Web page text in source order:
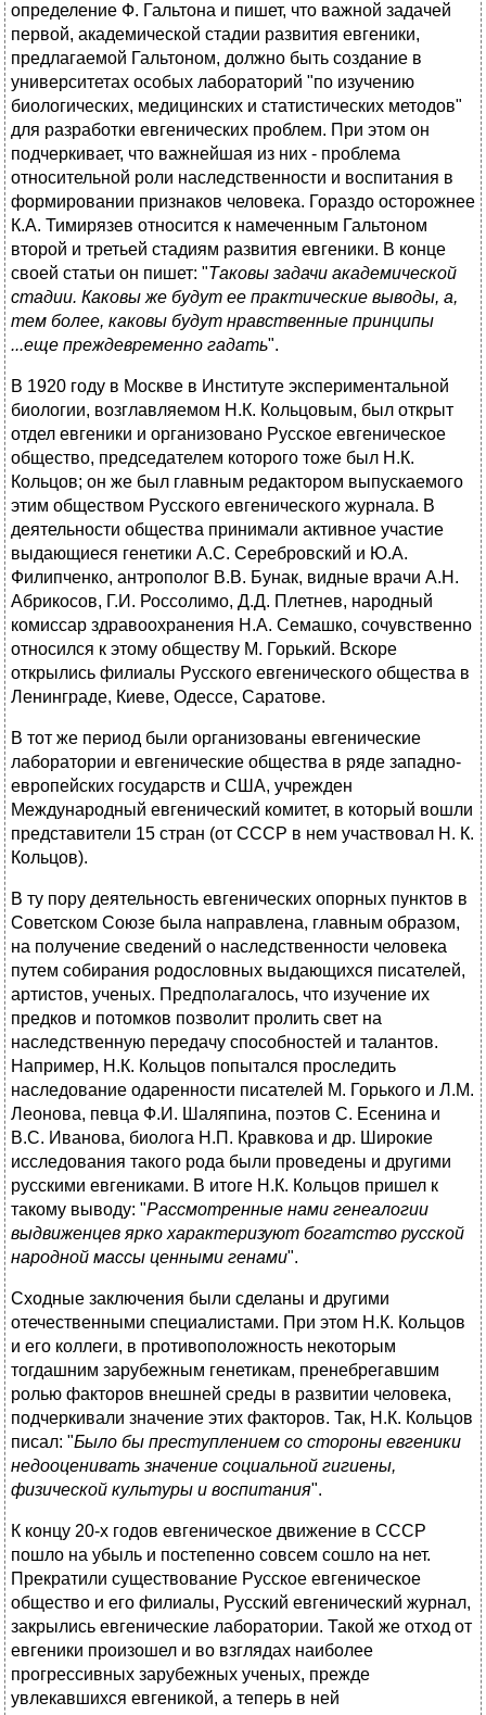
определение Ф. Гальтона и пишет, что важной задачей
первой, академической стадии развития евгеники,
предлагаемой Гальтоном, должно быть создание в
университетах особых лабораторий "по изучению
биологических, медицинских и статистических методов"
для разработки евгенических проблем. При этом он
подчеркивает, что важнейшая из них - проблема
относительной роли наследственности и воспитания в
формировании признаков человека. Гораздо осторожнее
К.А. Тимирязев относится к намеченным Гальтоном
второй и третьей стадиям развития евгеники. В конце
своей статьи он пишет: "Таковы задачи академической
стадии. Каковы же будут ее практические выводы, а,
тем более, каковы будут нравственные принципы
...еще преждевременно гадать".
В 1920 году в Москве в Институте экспериментальной
биологии, возглавляемом Н.К. Кольцовым, был открыт
отдел евгеники и организовано Русское евгеническое
общество, председателем которого тоже был Н.К.
Кольцов; он же был главным редактором выпускаемого
этим обществом Русского евгенического журнала. В
деятельности общества принимали активное участие
выдающиеся генетики А.С. Серебровский и Ю.А.
Филипченко, антрополог В.В. Бунак, видные врачи А.Н.
Абрикосов, Г.И. Россолимо, Д.Д. Плетнев, народный
комиссар здравоохранения Н.А. Семашко, сочувственно
относился к этому обществу М. Горький. Вскоре
открылись филиалы Русского евгенического общества в
Ленинграде, Киеве, Одессе, Саратове.
В тот же период были организованы евгенические
лаборатории и евгенические общества в ряде западно-
европейских государств и США, учрежден
Международный евгенический комитет, в который вошли
представители 15 стран (от СССР в нем участвовал Н. К.
Кольцов).
В ту пору деятельность евгенических опорных пунктов в
Советском Союзе была направлена, главным образом,
на получение сведений о наследственности человека
путем собирания родословных выдающихся писателей,
артистов, ученых. Предполагалось, что изучение их
предков и потомков позволит пролить свет на
наследственную передачу способностей и талантов.
Например, Н.К. Кольцов попытался проследить
наследование одаренности писателей М. Горького и Л.М.
Леонова, певца Ф.И. Шаляпина, поэтов С. Есенина и
В.С. Иванова, биолога Н.П. Кравкова и др. Широкие
исследования такого рода были проведены и другими
русскими евгениками. В итоге Н.К. Кольцов пришел к
такому выводу: "Рассмотренные нами генеалогии
выдвиженцев ярко характеризуют богатство русской
народной массы ценными генами".
Сходные заключения были сделаны и другими
отечественными специалистами. При этом Н.К. Кольцов
и его коллеги, в противоположность некоторым
тогдашним зарубежным генетикам, пренебрегавшим
ролью факторов внешней среды в развитии человека,
подчеркивали значение этих факторов. Так, Н.К. Кольцов
писал: "Было бы преступлением со стороны евгеники
недооценивать значение социальной гигиены,
физической культуры и воспитания".
К концу 20-х годов евгеническое движение в СССР
пошло на убыль и постепенно совсем сошло на нет.
Прекратили существование Русское евгеническое
общество и его филиалы, Русский евгенический журнал,
закрылись евгенические лаборатории. Такой же отход от
евгеники произошел и во взглядах наиболее
прогрессивных зарубежных ученых, прежде
увлекавшихся евгеникой, а теперь в ней